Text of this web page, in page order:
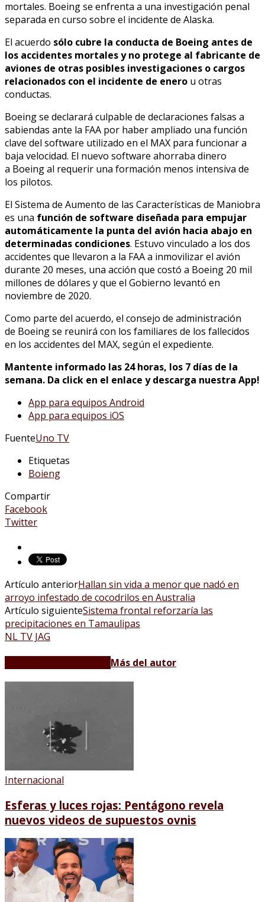
mortales. Boeing se enfrenta a una investigación penal
separada en curso sobre el incidente de Alaska.
El acuerdo sólo cubre la conducta de Boeing antes de
los accidentes mortales y no protege al fabricante de
aviones de otras posibles investigaciones o cargos
relacionados con el incidente de enero u otras
conductas.
Boeing se declarará culpable de declaraciones falsas a
sabiendas ante la FAA por haber ampliado una función
clave del software utilizado en el MAX para funcionar a
baja velocidad. El nuevo software ahorraba dinero
a Boeing al requerir una formación menos intensiva de
los pilotos.
El Sistema de Aumento de las Características de Maniobra
es una función de software diseñada para empujar
automáticamente la punta del avión hacia abajo en
determinadas condiciones. Estuvo vinculado a los dos
accidentes que llevaron a la FAA a inmovilizar el avión
durante 20 meses, una acción que costó a Boeing 20 mil
millones de dólares y que el Gobierno levantó en
noviembre de 2020.
Como parte del acuerdo, el consejo de administración
de Boeing se reunirá con los familiares de los fallecidos
en los accidentes del MAX, según el expediente.
Mantente informado las 24 horas, los 7 días de la
semana. Da click en el enlace y descarga nuestra App!
App para equipos Android
App para equipos iOS
FuenteUno TV
Etiquetas
Boieng
Compartir
Facebook
Twitter
Artículo anteriorHallan sin vida a menor que nadó en
arroyo infestado de cocodrilos en Australia
Artículo siguienteSistema frontal reforzaría las
precipitaciones en Tamaulipas
NL TV JAG
Más del autor
Internacional
Esferas y luces rojas: Pentágono revela
nuevos videos de supuestos ovnis